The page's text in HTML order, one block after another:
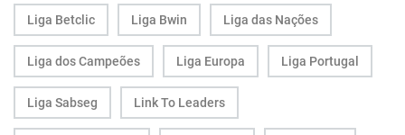
Liga Betclic Liga Bwin Liga das Nações
Liga dos Campeões Liga Europa Liga Portugal
Liga Sabseg Link To Leaders